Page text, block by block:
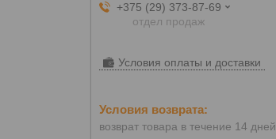
+375 (29) 373-87-69
отдел продаж
Условия оплаты и доставки
возврат товара в течение 14 дней